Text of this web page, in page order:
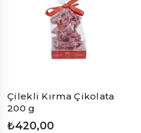
Çilekli Kırma Çikolata
200 g
₺420,00